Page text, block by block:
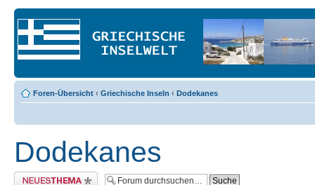
Foren-Übersicht ‹ Griechische Inseln ‹ Dodekanes
Dodekanes
Neues Thema erstellen